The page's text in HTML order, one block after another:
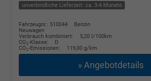
unverbindliche Lieferzeit: ca. 3-4 Monate
Fahrzeugnr.: 510044
Benzin
Neuwagen
Verbrauch kombiniert:
5,20 l/100km
CO2-Klasse:
D
CO2-Emissionen: 119,00 g/km
» Angebotdetails